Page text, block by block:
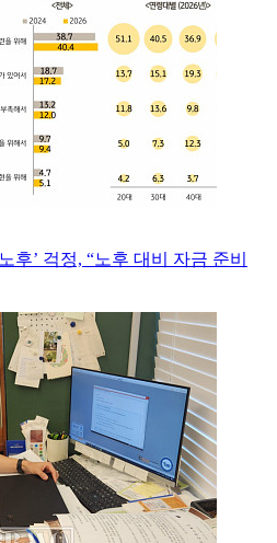
후’ 걱정, “노후 대비 자금 준비